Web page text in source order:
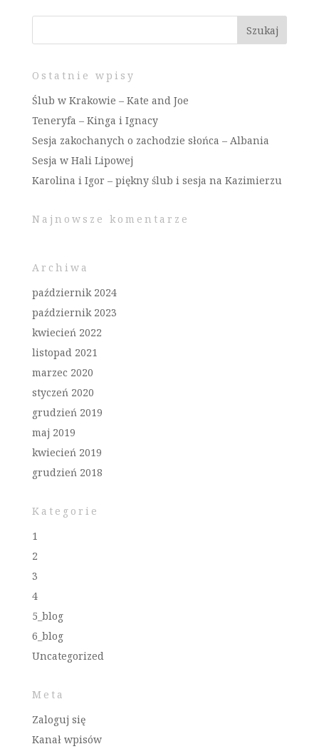
Ostatnie wpisy
Ślub w Krakowie – Kate and Joe
Teneryfa – Kinga i Ignacy
Sesja zakochanych o zachodzie słońca – Albania
Sesja w Hali Lipowej
Karolina i Igor – piękny ślub i sesja na Kazimierzu
Najnowsze komentarze
Archiwa
październik 2024
październik 2023
kwiecień 2022
listopad 2021
marzec 2020
styczeń 2020
grudzień 2019
maj 2019
kwiecień 2019
grudzień 2018
Kategorie
1
2
3
4
5_blog
6_blog
Uncategorized
Meta
Zaloguj się
Kanał wpisów